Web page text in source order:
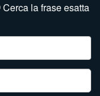
Cerca la frase esatta